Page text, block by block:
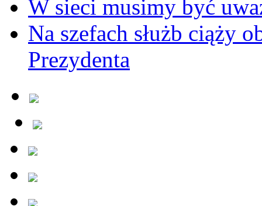
W sieci musimy być
Na szefach służb ciąży
Prezydenta